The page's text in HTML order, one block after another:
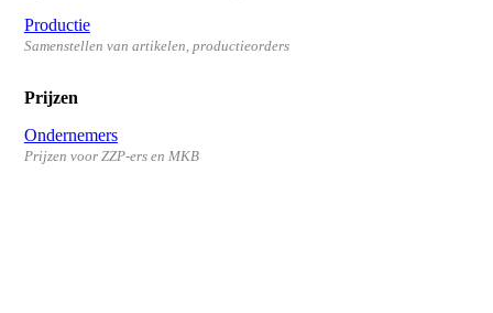
Productie
Samenstellen van artikelen, productieorders
Prijzen
Ondernemers
Prijzen voor ZZP-ers en MKB